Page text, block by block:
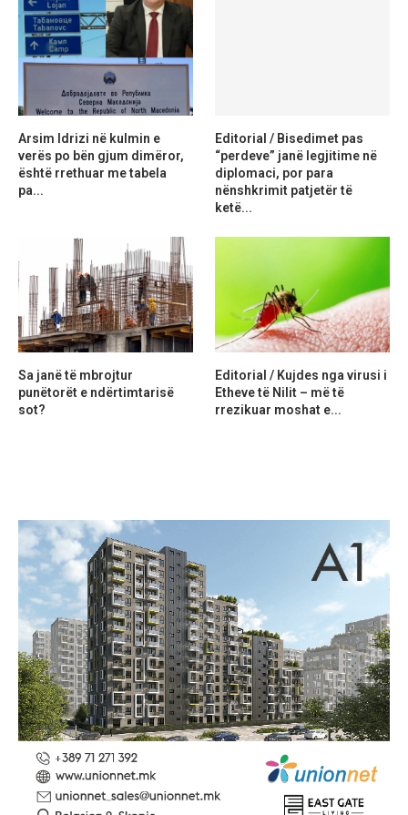
Arsim Idrizi në kulmin e
verës po bën gjum dimëror,
është rrethuar me tabela
pa...
Editorial / Bisedimet pas
“perdeve” janë legjitime në
diplomaci, por para
nënshkrimit patjetër të
ketë...
Sa janë të mbrojtur
punëtorët e ndërtimtarisë
sot?
Editorial / Kujdes nga virusi i
Etheve të Nilit – më të
rrezikuar moshat e...